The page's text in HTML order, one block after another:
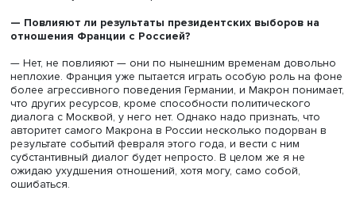
— На второй тур пришли 72% французских
кампаниями. Что это означает?
— Прежде люди были настороженны и надеялись, что
голосование поможет решить проблемы. Сейчас они
от непрерывно ухудшающейся ситуации, разочарованы
что уже при третьем президенте подряд положение не
меняется к лучшему. Поэтому многие идут на выборы,
ожидая от них результата.